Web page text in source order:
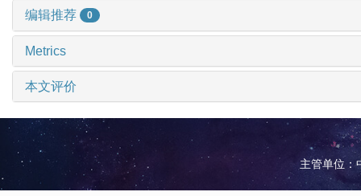
编辑推荐 0
Metrics
本文评价
主管单位：